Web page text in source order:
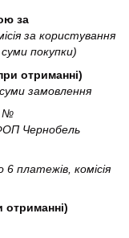
за
за користування
покупки)
отриманні)
замовлення
№
Чернобель
6 платежів, комісія
отриманні)